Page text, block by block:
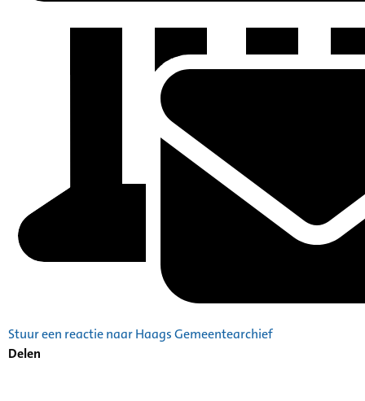
Stuur een reactie naar Haags Gemeentearchief
Delen